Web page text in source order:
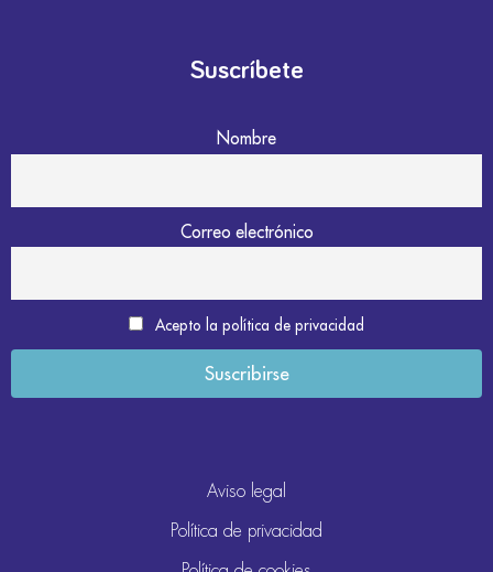
Suscríbete
Nombre
Correo electrónico
Acepto la política de privacidad
Aviso legal
Política de privacidad